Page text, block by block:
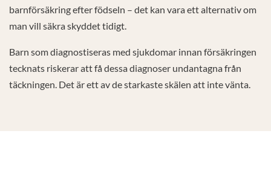
barnförsäkring efter födseln – det kan vara ett alternativ om
man vill säkra skyddet tidigt.
Barn som diagnostiseras med sjukdomar innan försäkringen
tecknats riskerar att få dessa diagnoser undantagna från
täckningen. Det är ett av de starkaste skälen att inte vänta.